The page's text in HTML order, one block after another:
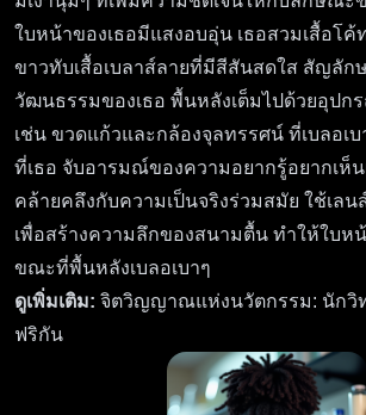
ใบหน้าของเธอมีแสงอบอุ่น เธอสวมเสื้อโ
ขาวทับเสื้อเบลาส์ลายที่มีสีสันสดใส สัญลั
วัฒนธรรมของเธอ พื้นหลังเต็มไปด้วยอุปก
เช่น ขวดแก้วและกล้องจุลทรรศน์ ที่เบลอเ
ที่เธอ จับอารมณ์ของความอยากรู้อยากเห็
คล้ายคลึงกับความเป็นจริงร่วมสมัย ใช้เล
เพื่อสร้างความลึกของสนามตื้น ทำให้ใบห
ขณะที่พื้นหลังเบลอเบาๆ
ดูเพิ่มเติม: จิตวิญญาณแห่งนวัตกรรม: นักวิ
ฟริกัน